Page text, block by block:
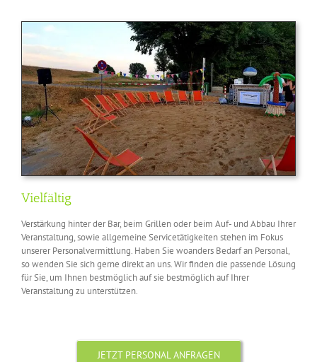
Vielfältig
Verstärkung hinter der Bar, beim Grillen oder beim Auf- und Abbau Ihrer
Veranstaltung, sowie allgemeine Servicetätigkeiten stehen im Fokus
unserer Personalvermittlung. Haben Sie woanders Bedarf an Personal,
so wenden Sie sich gerne direkt an uns. Wir finden die passende Lösung
für Sie, um Ihnen bestmöglich auf sie bestmöglich auf Ihrer
Veranstaltung zu unterstützen.
JETZT PERSONAL ANFRAGEN